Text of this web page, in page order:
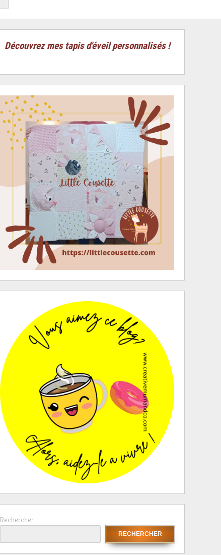
Découvrez mes tapis d'éveil personnalisés !
Rechercher
RECHERCHER